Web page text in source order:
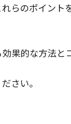
らのポイン
果的な方法と
さい。